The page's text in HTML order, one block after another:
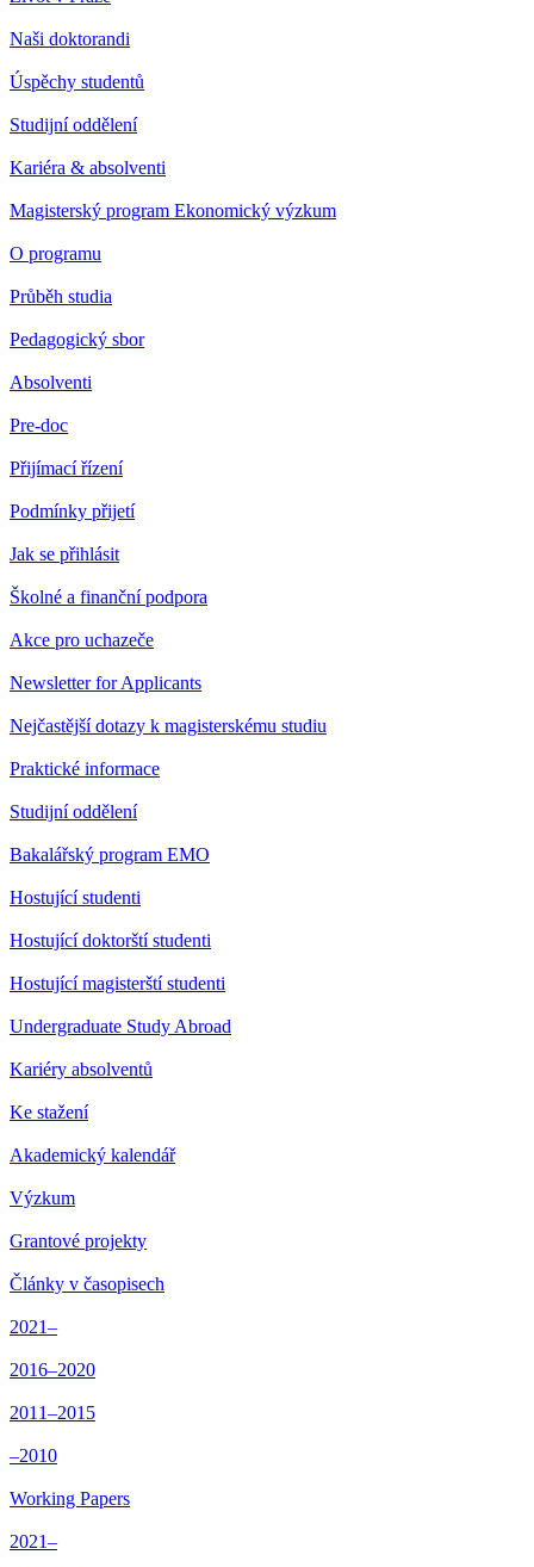
Naši doktorandi
Úspěchy studentů
Studijní oddělení
Kariéra & absolventi
Magisterský program Ekonomický výzkum
O programu
Průběh studia
Pedagogický sbor
Absolventi
Pre-doc
Přijímací řízení
Podmínky přijetí
Jak se přihlásit
Školné a finanční podpora
Akce pro uchazeče
Newsletter for Applicants
Nejčastější dotazy k magisterskému studiu
Praktické informace
Studijní oddělení
Bakalářský program EMO
Hostující studenti
Hostující doktorští studenti
Hostující magisterští studenti
Undergraduate Study Abroad
Kariéry absolventů
Ke stažení
Akademický kalendář
Výzkum
Grantové projekty
Články v časopisech
2021–
2016–2020
2011–2015
–2010
Working Papers
2021–